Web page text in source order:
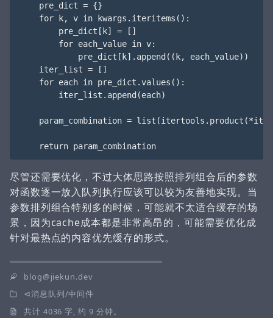
    pre_dict = {}
    for k, v in kwargs.iteritems():
        pre_dict[k] = []
        for each_value in v:
            pre_dict[k].append((k, each_value))
    iter_list = []
    for each in pre_dict.values():
        iter_list.append(each)
param_combination =
    return param_combination
尽管还需要优化，不过大体思路按照排列组合后的参数
对函数逐一放入队列执行应该可以较为友善地实现。当
参数排列组合特别多的时候，可能就不太适合缓存的场
景，因为cache成本都是非常高昂的，可能需要优化成
针对最热点的内容优先缓存的形式。
blog@jiekun.dev
消息队列/中间件
共计 4036 字, 约 9 分钟。